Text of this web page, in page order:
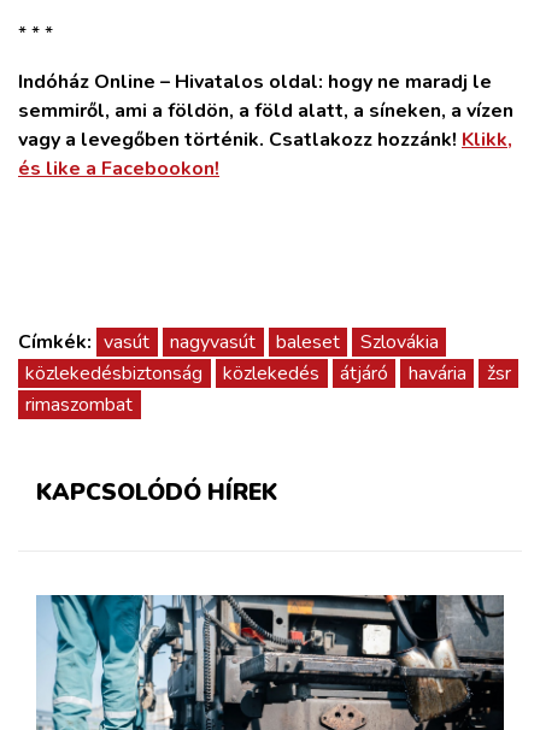
* * *
Indóház Online – Hivatalos oldal: hogy ne maradj le
semmiről, ami a földön, a föld alatt, a síneken, a vízen
vagy a levegőben történik. Csatlakozz hozzánk! Klikk,
és like a Facebookon!
Címkék: vasút nagyvasút baleset
Szlovákia
közlekedésbiztonság
közlekedés átjáró havária
žsr
rimaszombat
KAPCSOLÓDÓ HÍREK